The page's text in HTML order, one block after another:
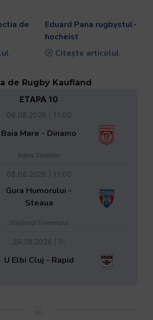
de
Eduard Pana rugbystul-
hocheist
Citește articolul
ETAPA 10
08.08.2026 | 11:00
Baia Mare - Dinamo
Steaua